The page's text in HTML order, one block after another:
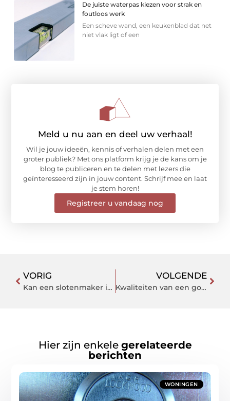
De juiste waterpas kiezen voor strak en
foutloos werk
Een scheve wand, een keukenblad dat net
niet vlak ligt of een
Meld u nu aan en deel uw verhaal!
Wil je jouw ideeën, kennis of verhalen delen met een
groter publiek? Met ons platform krijg je de kans om je
blog te publiceren en te delen met lezers die
geïnteresseerd zijn in jouw content. Schrijf mee en laat
je stem horen!
Registreer u vandaag nog
VORIG
Kan een slotenmaker in amsterdam je auto open maken?
VOLGENDE
Kwaliteiten van een goede fietsenmaker
Hier zijn enkele gerelateerde
berichten
WONINGEN